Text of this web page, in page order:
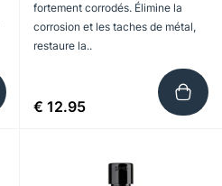
fortement corrodés. Élimine la
corrosion et les taches de métal,
restaure la..
€ 12.95